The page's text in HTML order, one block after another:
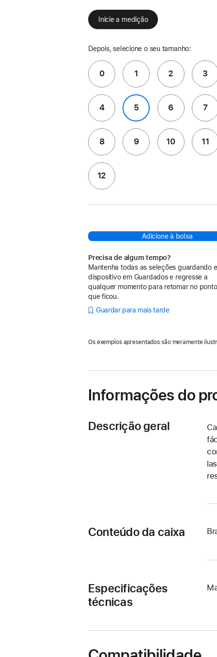
Inicie a medição
Depois, selecione o seu tamanho:
0 1 2 3
4 5 6 7
8 9 10 11
12
Adicione à bolsa
Precisa de algum tempo?
Mantenha todas as seleções guardando
dispositivo em Guardados e regresse a
qualquer momento para retomar no
que ficou.
Guardar para mais tarde
Os exemplos apresentados são meramente
Informações do
Descrição geral
Conteúdo da caixa
Especificações
técnicas